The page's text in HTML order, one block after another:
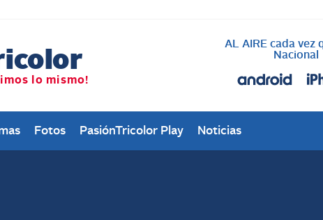
AL AIRE cada vez
Nacional
Fotos PasiónTricolor Play Noticias